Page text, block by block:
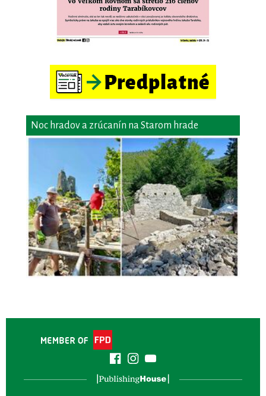
Noc hradov a zrúcanín na Starom hrade